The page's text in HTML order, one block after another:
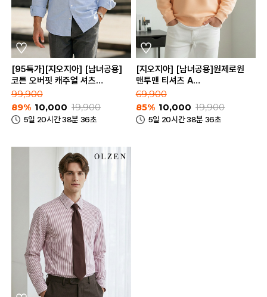
[95특가][지오지아] [남녀공용]
코튼 오버핏 캐주얼 셔츠
(AEC3WC3101)
99,900
89% 10,000 19,900
5일 20시간 38분 36초
[지오지아] [남녀공용]원제로원
맨투맨 티셔츠 A
(ABC1TR3601_A)
69,900
85% 10,000 19,900
5일 20시간 38분 36초